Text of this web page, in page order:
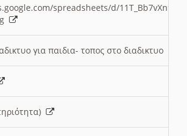
spreadsheets/d/
για παιδια- τοπος στο διαδικτυο